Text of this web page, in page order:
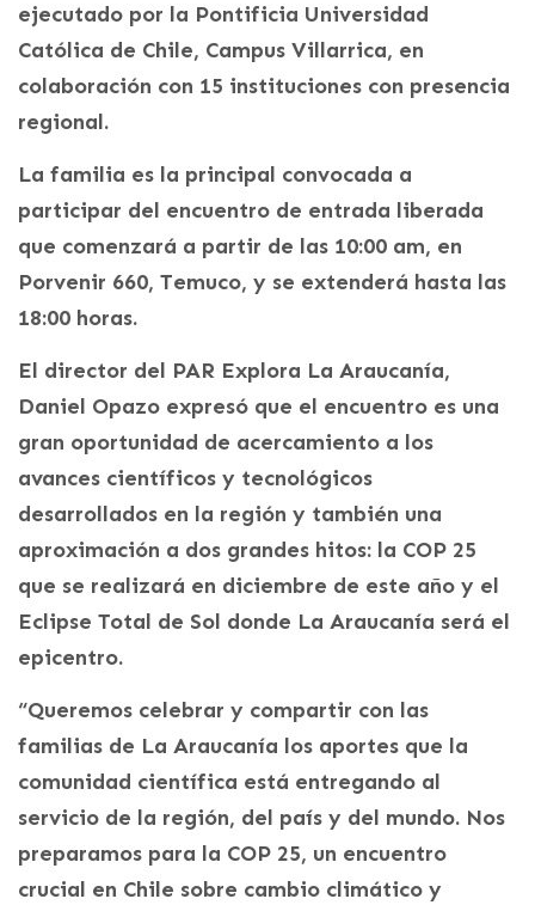
ejecutado por la Pontificia Universidad
Católica de Chile, Campus Villarrica, en
colaboración con 15 instituciones con presencia
regional.
La familia es la principal convocada a
participar del encuentro de entrada liberada
que comenzará a partir de las 10:00 am, en
Porvenir 660, Temuco, y se extenderá hasta las
18:00 horas.
El director del PAR Explora La Araucanía,
Daniel Opazo expresó que el encuentro es una
gran oportunidad de acercamiento a los
avances científicos y tecnológicos
desarrollados en la región y también una
aproximación a dos grandes hitos: la COP 25
que se realizará en diciembre de este año y el
Eclipse Total de Sol donde La Araucanía será el
epicentro.
“Queremos celebrar y compartir con las
familias de La Araucanía los aportes que la
comunidad científica está entregando al
servicio de la región, del país y del mundo. Nos
preparamos para la COP 25, un encuentro
crucial en Chile sobre cambio climático y